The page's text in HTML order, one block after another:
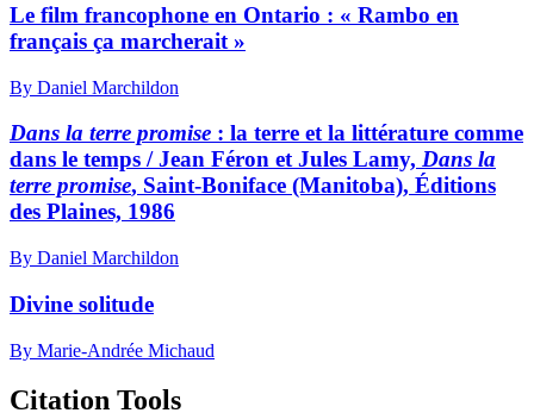
Le film francophone en Ontario : « Rambo en
français ça marcherait »
By Daniel Marchildon
Dans la terre promise : la terre et la littérature comme
dans le temps / Jean Féron et Jules Lamy, Dans la
terre promise, Saint-Boniface (Manitoba), Éditions
des Plaines, 1986
By Daniel Marchildon
Divine solitude
By Marie-Andrée Michaud
Citation Tools